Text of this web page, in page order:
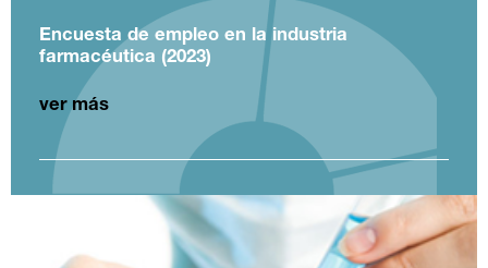
Encuesta de empleo en la industria
farmacéutica (2023)
ver más